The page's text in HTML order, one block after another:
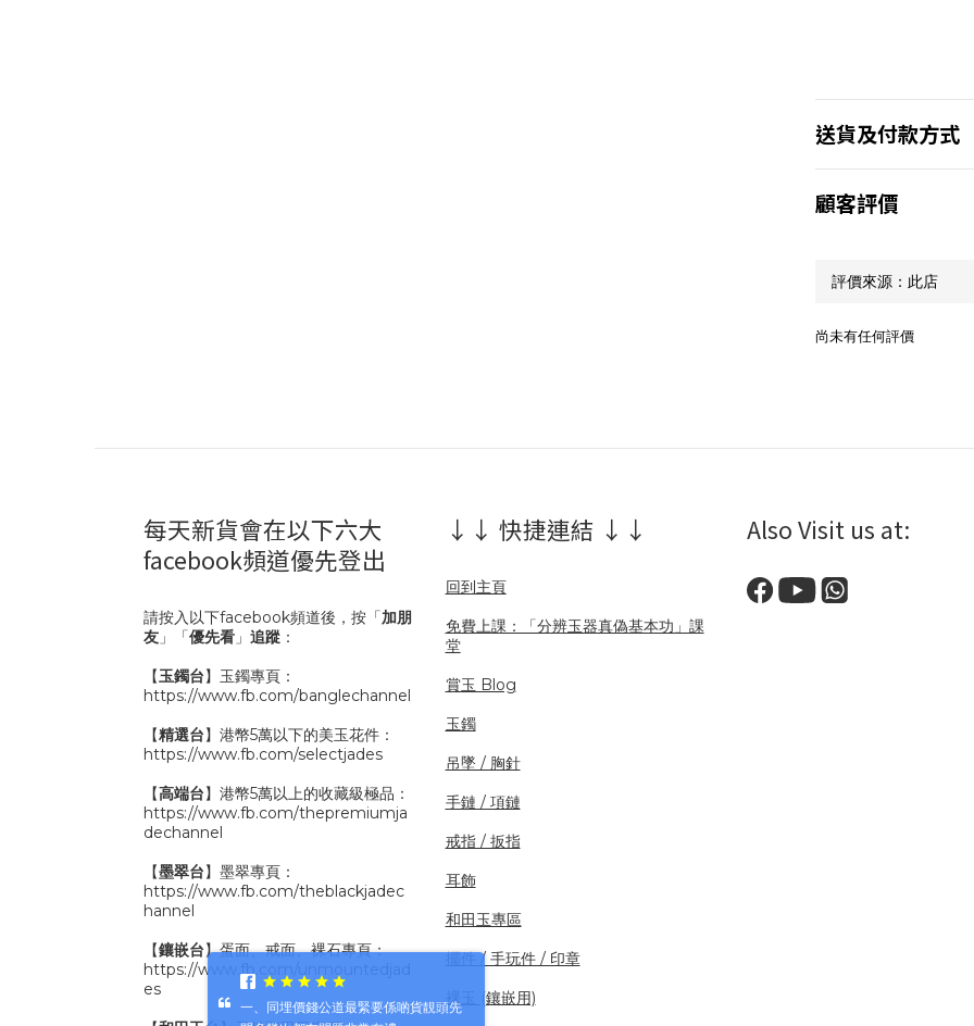
送貨及付款方式
顧客評價
尚未有任何評價
每天新貨會在以下六大
facebook頻道優先登出
請按入以下facebook頻道後，按「加朋
友 」「優先看 」 追蹤 ：
【玉鐲台】玉鐲專頁：
https://www.fb.com/banglechannel
【精選台】港幣5萬以下的美玉花件：
https://www.fb.com/selectjades
【高端台】港幣5萬以上的收藏級極品：
https://www.fb.com/thepremiumja
dechannel
【墨翠台】墨翠專頁：
https://www.fb.com/theblackjadec
hannel
【鑲嵌台】蛋面、戒面、裸石專頁：
https://www.fb.com/unmountedjad
es
↓↓ 快捷連結 ↓↓
回到主頁
免費上課：「分辨玉器真偽基本功」課
堂
賞玉 Blog
玉鐲
吊墜 / 胸針
手鏈 / 項鏈
戒指 / 扳指
耳飾
和田玉專區
擺件 / 手玩件 / 印章
裸玉 (鑲嵌用)
Also Visit us at:
一、同埋價錢公道最緊要係啲貨靚頭先